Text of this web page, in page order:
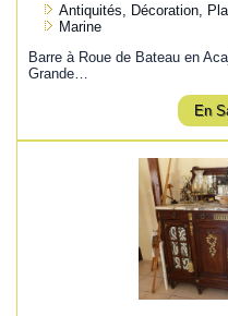
Antiquités, Décoration,
Marine
Barre à Roue de Bateau en
Grande…
En